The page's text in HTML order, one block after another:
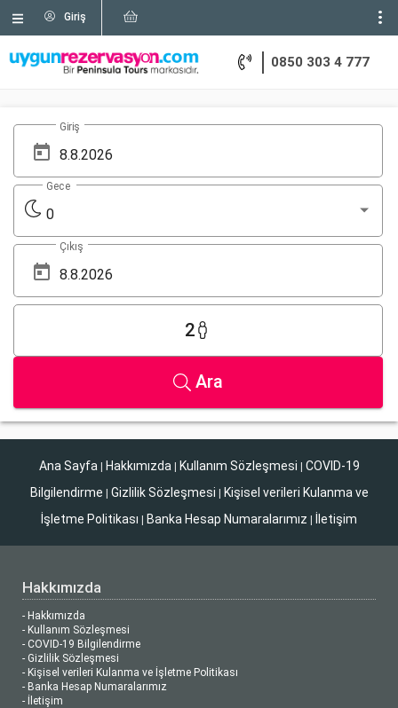
Giriş
0850 303 4 777
Giriş
0
Gece
Çıkış
2
Ara
Ana Sayfa | Hakkımızda | Kullanım Sözleşmesi | COVID-19
Bilgilendirme | Gizlilik Sözleşmesi | Kişisel verileri Kulanma ve
İşletme Politikası | Banka Hesap Numaralarımız | İletişim
Hakkımızda
- Hakkımızda
- Kullanım Sözleşmesi
- COVID-19 Bilgilendirme
- Gizlilik Sözleşmesi
- Kişisel verileri Kulanma ve İşletme Politikası
- Banka Hesap Numaralarımız
- İletişim